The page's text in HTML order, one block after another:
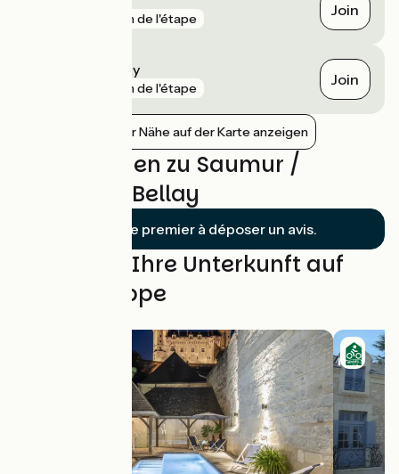
1 km de l'étape Join
Montreuil-Bellay
1 km de l'étape Join
Bahnhöfe in der Nähe auf der Karte anzeigen
Bewertungen zu Saumur /
Montreuil-Bellay
Soyez le premier à déposer un avis.
Finden Sie Ihre Unterkunft auf
dieser Etappe